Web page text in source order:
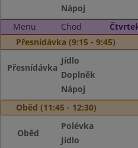
Nápoj
Menu
Chod
Přesnídávka (9:15 - 9:45)
Přesnídávka
Jídlo
Doplněk
Nápoj
Oběd (11:45 - 12:30)
Oběd
Polévka
Jídlo